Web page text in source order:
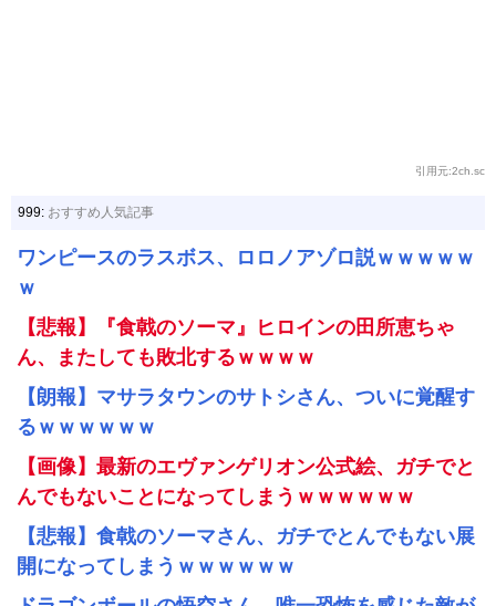
引用元:2ch.sc
999: おすすめ人気記事
ワンピースのラスボス、ロロノアゾロ説ｗｗｗｗｗ
ｗ
【悲報】『食戟のソーマ』ヒロインの田所恵ちゃ
ん、またしても敗北するｗｗｗｗ
【朗報】マサラタウンのサトシさん、ついに覚醒す
るｗｗｗｗｗｗ
【画像】最新のエヴァンゲリオン公式絵、ガチでと
んでもないことになってしまうｗｗｗｗｗｗ
【悲報】食戟のソーマさん、ガチでとんでもない展
開になってしまうｗｗｗｗｗｗ